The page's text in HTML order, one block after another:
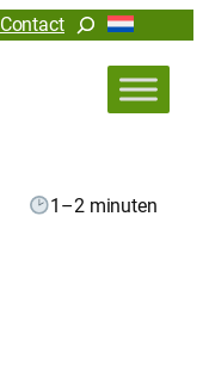
ContactZoeken
1–2 minuten